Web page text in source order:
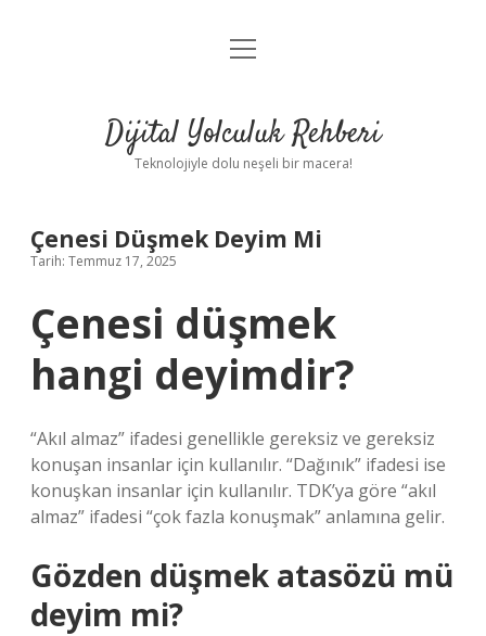
Anasayfa
Yasal Uyarı
menüyü
Dijital Yolculuk Rehberi
Teknolojiyle dolu neşeli bir macera!
Çenesi Düşmek Deyim Mi
Tarih: Temmuz 17, 2025
Çenesi düşmek
hangi deyimdir?
“Akıl almaz” ifadesi genellikle gereksiz ve gereksiz
konuşan insanlar için kullanılır. “Dağınık” ifadesi ise
konuşkan insanlar için kullanılır. TDK’ya göre “akıl
almaz” ifadesi “çok fazla konuşmak” anlamına gelir.
Gözden düşmek atasözü mü
deyim mi?